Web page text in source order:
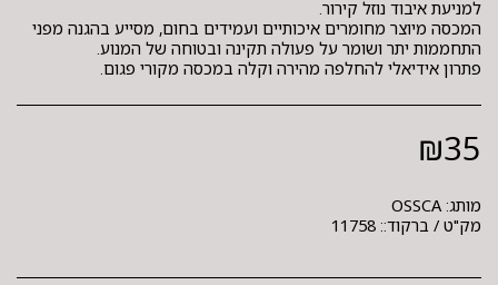
המכסה מיוצר מחומרים איכותיים ועמידים בחום, מסייע בהגנה מפני
פתרון אידיאלי להחלפה מהירה וקלה במכסה מקורי פגום.
₪35
מותג: OSSCA
מק"ט / ברקוד:: 11758